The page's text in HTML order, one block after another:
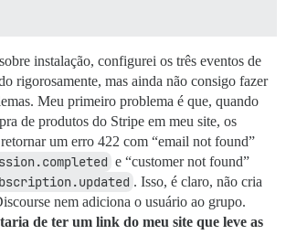
instalação, configurei os três eventos de
rigorosamente, mas ainda não consigo fazer
Meu primeiro problema é que, quando
de produtos do Stripe em meu site, os
um erro 422 com “email not found”
e “customer not found”
. Isso, é claro, não cria
nem adiciona o usuário ao grupo.
de ter um link do meu site que leve as